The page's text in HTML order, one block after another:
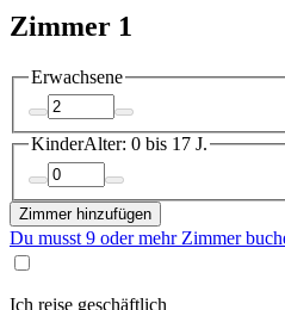
Zimmer 1
Erwachsene
KinderAlter: 0 bis 17 J.
Zimmer hinzufügen
Du musst 9 oder mehr Zimmer
Ich reise geschäftlich